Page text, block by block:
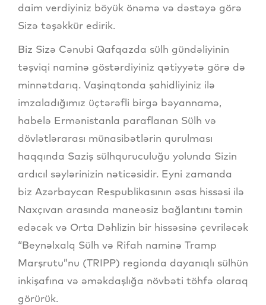
daim verdiyiniz böyük önəmə və dəstəyə görə
Sizə təşəkkür edirik.
Biz Sizə Cənubi Qafqazda sülh gündəliyinin
təşviqi naminə göstərdiyiniz qətiyyətə görə də
minnətdarıq. Vaşinqtonda şahidliyiniz ilə
imzaladığımız üçtərəfli birgə bəyannamə,
habelə Ermənistanla paraflanan Sülh və
dövlətlərarası münasibətlərin qurulması
haqqında Saziş sülhquruculuğu yolunda Sizin
ardıcıl səylərinizin nəticəsidir. Eyni zamanda
biz Azərbaycan Respublikasının əsas hissəsi ilə
Naxçıvan arasında maneəsiz bağlantını təmin
edəcək və Orta Dəhlizin bir hissəsinə çevriləcək
“Beynəlxalq Sülh və Rifah naminə Tramp
Marşrutu”nu (TRIPP) regionda dayanıqlı sülhün
inkişafına və əməkdaşlığa növbəti töhfə olaraq
görürük.